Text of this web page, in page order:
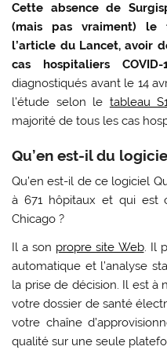
Cette absence de
(mais pas vraiment) le
l’article du Lancet, avoir
cas hospitaliers
diagnostiqués avant le 14
l’étude selon le tableau
majorité de tous les cas
Qu’en est-il du
Qu’en est-il de ce logiciel
à 671 hôpitaux et qui est
Chicago ?
Il a son propre site Web. Il
automatique et l’analyse
la prise de décision. Il est à
votre dossier de santé
votre chaîne
qualité sur une seule